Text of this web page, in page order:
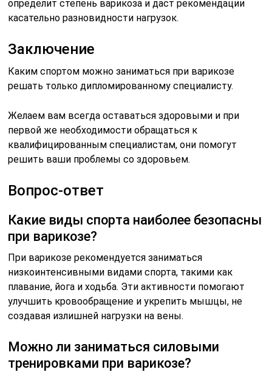
определит степень варикоза и даст рекомендации
касательно разновидности нагрузок.
Заключение
Каким спортом можно заниматься при варикозе
решать только дипломированному специалисту.
Желаем вам всегда оставаться здоровыми и при
первой же необходимости обращаться к
квалифицированным специалистам, они помогут
решить ваши проблемы со здоровьем.
Вопрос-ответ
Какие виды спорта наиболее безопасны
при варикозе?
При варикозе рекомендуется заниматься
низкоинтенсивными видами спорта, такими как
плавание, йога и ходьба. Эти активности помогают
улучшить кровообращение и укрепить мышцы, не
создавая излишней нагрузки на вены.
Можно ли заниматься силовыми
тренировками при варикозе?